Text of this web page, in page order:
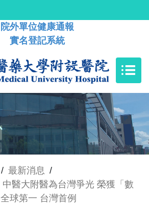
院外單位健康通報
實名登記系統
/ 最新消息 /
醫大附醫為台灣爭光 榮獲「數
球第一 台灣首例